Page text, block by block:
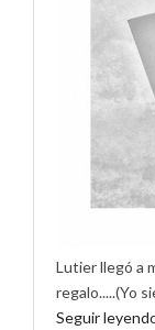
Lutier llegó a
regalo.....(Yo
Seguir